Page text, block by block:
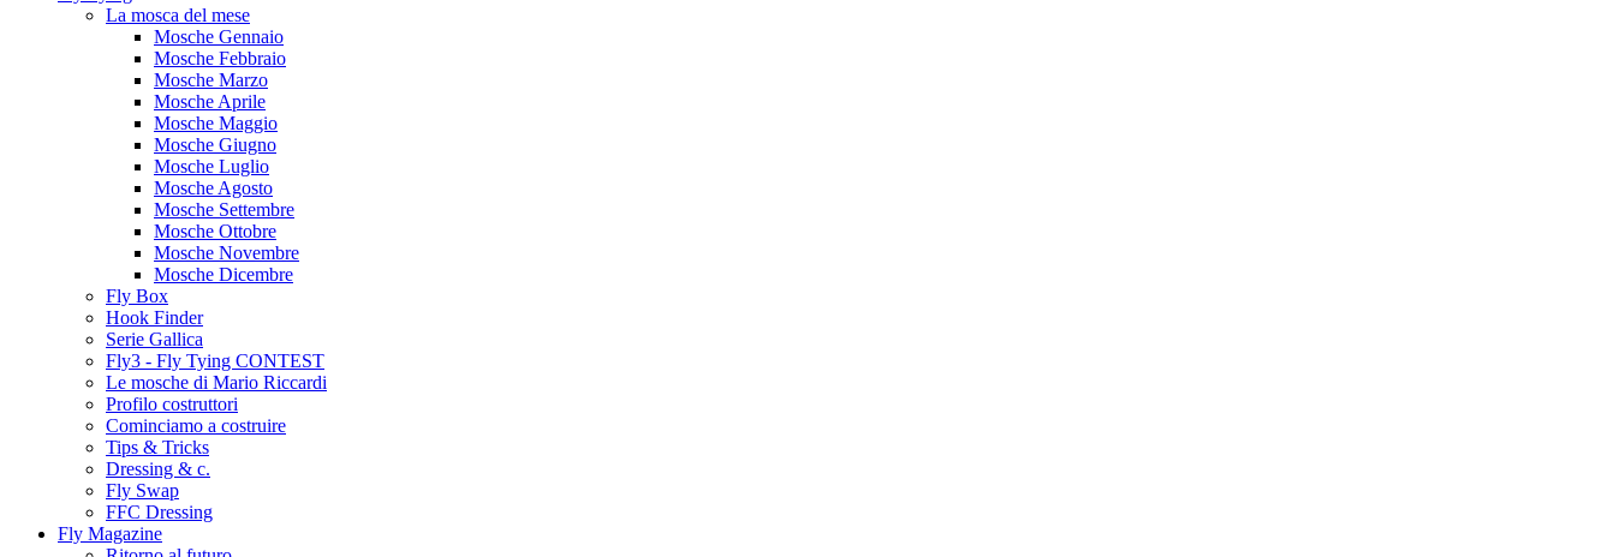
La mosca del mese
Mosche Gennaio
Mosche Febbraio
Mosche Marzo
Mosche Aprile
Mosche Maggio
Mosche Giugno
Mosche Luglio
Mosche Agosto
Mosche Settembre
Mosche Ottobre
Mosche Novembre
Mosche Dicembre
Fly Box
Hook Finder
Serie Gallica
Fly3 - Fly Tying CONTEST
Le mosche di Mario Riccardi
Profilo costruttori
Cominciamo a costruire
Tips & Tricks
Dressing & c.
Fly Swap
FFC Dressing
Fly Magazine